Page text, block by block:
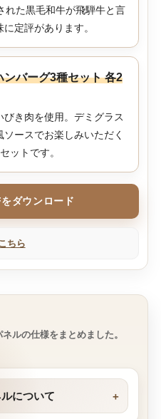
れた黒毛和牛が飛騨牛と言
定評があります。
バーグ3種セット 各2
き肉を使用。デミグラス
ースでお楽しみいただく
ットです。
ダウンロード
ちら
ルの仕様をまとめました。
について